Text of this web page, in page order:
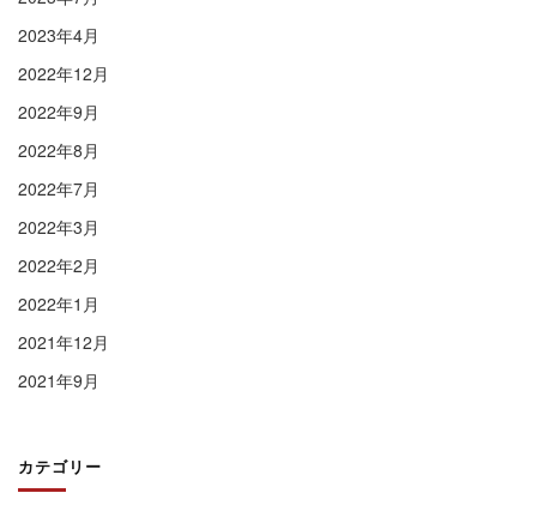
2023年4月
2022年12月
2022年9月
2022年8月
2022年7月
2022年3月
2022年2月
2022年1月
2021年12月
2021年9月
カテゴリー